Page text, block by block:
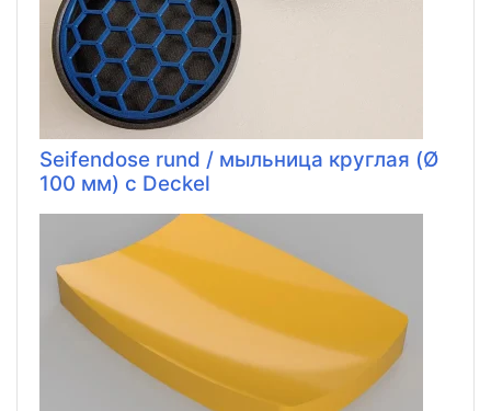
Seifendose rund / мыльница круглая (Ø
100 мм) с Deckel